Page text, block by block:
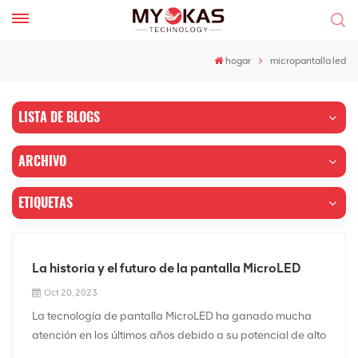
hogar micropantalla led
LISTA DE BLOGS
ARCHIVO
ETIQUETAS
La historia y el futuro de la pantalla MicroLED
Oct 20, 2023
La tecnología de pantalla MicroLED ha ganado mucha
atención en los últimos años debido a su potencial de alto